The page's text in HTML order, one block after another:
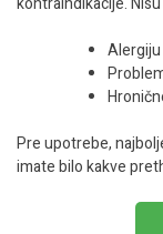
Pre upotrebe,
imate bilo kakve